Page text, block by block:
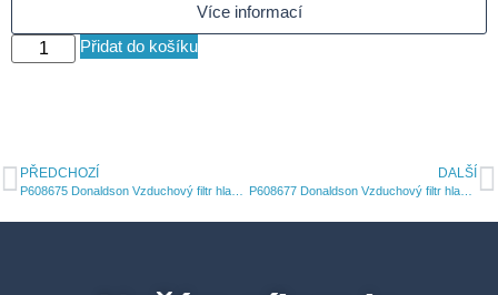
Více informací
Přidat do košíku
PŘEDCHOZÍ DALŠÍ
P608677 Donaldson Vzduchový filtr hlavní oválná vložka PowerCore